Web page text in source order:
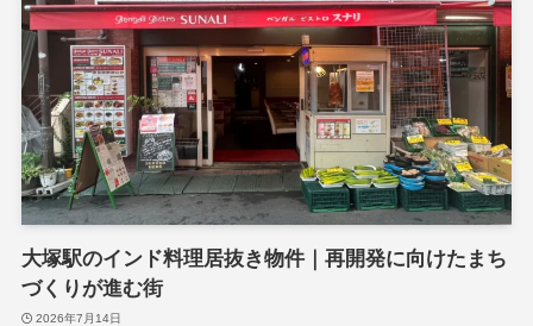
大塚駅のインド料理居抜き物件｜再開発に向けたまち
づくりが進む街
2026年7月14日